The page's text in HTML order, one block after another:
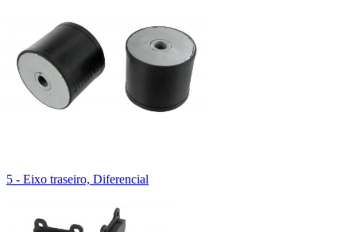
5 - Eixo traseiro, Diferencial